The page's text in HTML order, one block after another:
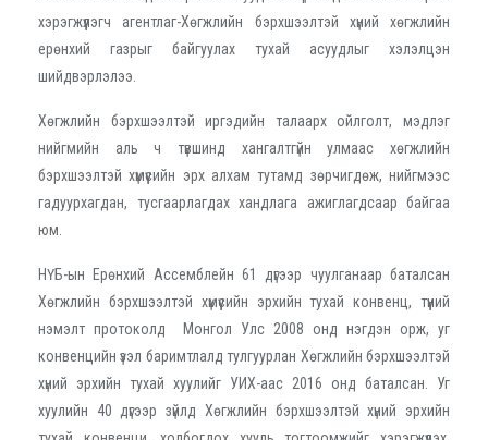
хэрэгжүүлэгч агентлаг-Хөгжлийн бэрхшээлтэй хүний хөгжлийн
ерөнхий газрыг байгуулах тухай асуудлыг хэлэлцэн
шийдвэрлэлээ.
Хөгжлийн бэрхшээлтэй иргэдийн талаарх ойлголт, мэдлэг
нийгмийн аль ч түвшинд хангалтгүйн улмаас хөгжлийн
бэрхшээлтэй хүмүүсийн эрх алхам тутамд зөрчигдөж, нийгмээс
гадуурхагдан, тусгаарлагдах хандлага ажиглагдсаар байгаа
юм.
НҮБ-ын Ерөнхий Ассемблейн 61 дүгээр чуулганаар баталсан
Хөгжлийн бэрхшээлтэй хүмүүсийн эрхийн тухай конвенц, түүний
нэмэлт протоколд Монгол Улс 2008 онд нэгдэн орж, уг
конвенцийн үзэл баримтлалд тулгуурлан Хөгжлийн бэрхшээлтэй
хүний эрхийн тухай хуулийг УИХ-аас 2016 онд баталсан. Уг
хуулийн 40 дүгээр зүйлд Хөгжлийн бэрхшээлтэй хүний эрхийн